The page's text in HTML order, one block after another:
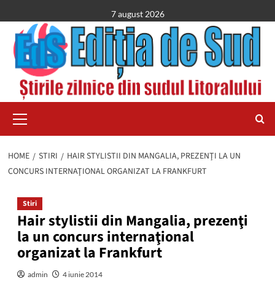
to
content
7 august 2026
Menu
HOME STIRI
HAIR STYLISTII DIN MANGALIA, PREZENŢI LA UN
CONCURS INTERNAŢIONAL ORGANIZAT LA FRANKFURT
Stiri
Hair stylistii din Mangalia, prezenţi
la un concurs internaţional
organizat la Frankfurt
admin 4 iunie 2014